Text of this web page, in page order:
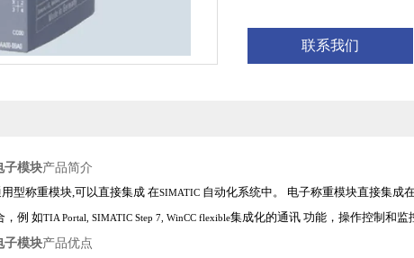
联系我们
子模块产品简介
型称重模块,可以直接集成在SIMATIC 自动化系统中。 电子称重模块直接集成
，例 如TIA Portal, SIMATIC Step 7, WinCC flexible集成化的通讯 功能，操作控制和监
子模块产品优点